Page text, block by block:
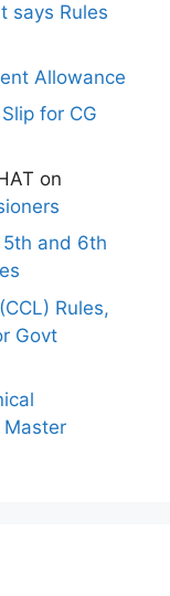
says Rules
Allowance
for CG
on
5th and 6th
Rules,
Govt
Master